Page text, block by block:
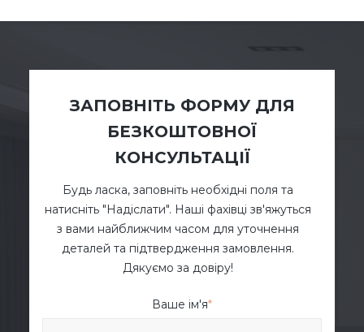
ЗАПОВНІТЬ ФОРМУ ДЛЯ
БЕЗКОШТОВНОЇ
КОНСУЛЬТАЦІЇ
Будь ласка, заповніть необхідні поля та
натисніть "Надіслати". Наші фахівці зв'яжуться
з вами найближчим часом для уточнення
деталей та підтвердження замовлення.
Дякуємо за довіру!
Ваше ім'я*